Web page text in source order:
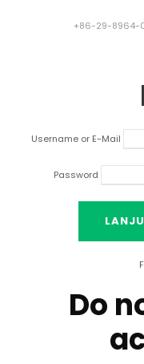
+86-29-8964-
Username or E-Mail
Password
Do